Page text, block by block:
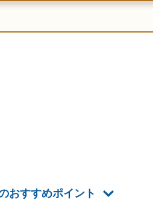
おすすめポイント